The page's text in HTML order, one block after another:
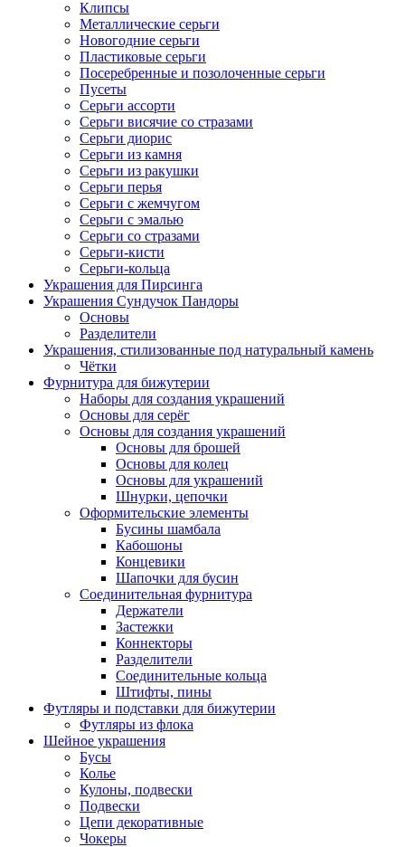
Клипсы
Металлические серьги
Новогодние серьги
Пластиковые серьги
Посеребренные и позолоченные серьги
Пусеты
Серьги ассорти
Серьги висячие со стразами
Серьги диорис
Серьги из камня
Серьги из ракушки
Серьги перья
Серьги с жемчугом
Серьги с эмалью
Серьги со стразами
Серьги-кисти
Серьги-кольца
Украшения для Пирсинга
Украшения Сундучок Пандоры
Основы
Разделители
Украшения, стилизованные под натуральный камень
Чётки
Фурнитура для бижутерии
Наборы для создания украшений
Основы для серёг
Основы для создания украшений
Основы для брошей
Основы для колец
Основы для украшений
Шнурки, цепочки
Оформительские элементы
Бусины шамбала
Кабошоны
Концевики
Шапочки для бусин
Соединительная фурнитура
Держатели
Застежки
Коннекторы
Разделители
Соединительные кольца
Штифты, пины
Футляры и подставки для бижутерии
Футляры из флока
Шейное украшения
Бусы
Колье
Кулоны, подвески
Подвески
Цепи декоративные
Чокеры